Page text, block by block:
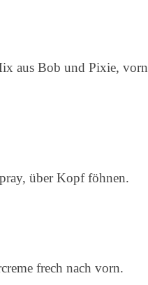
aus Bob und Pixie,
über Kopf föhnen.
frech nach vorn.